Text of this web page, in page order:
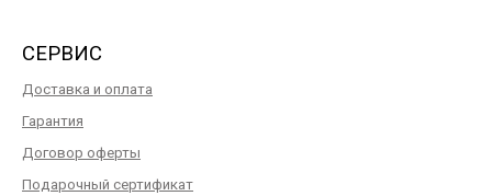
СЕРВИС
Доставка и оплата
Гарантия
Договор оферты
Подарочный сертификат